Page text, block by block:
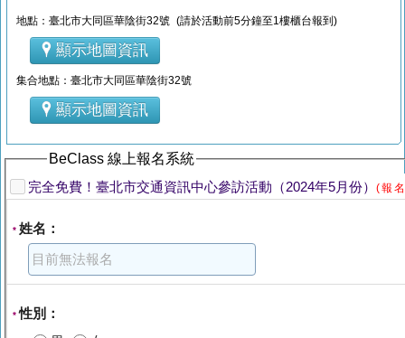
地點：臺北市大同區華陰街32號 (請於活動前5分鐘至1樓櫃台報到)
顯示地圖資訊
集合地點：臺北市大同區華陰街32號
顯示地圖資訊
BeClass 線上報名系統
完全免費！臺北市交通資訊中心參訪活動（2024年5月份） (報
* 姓名：
*性別：